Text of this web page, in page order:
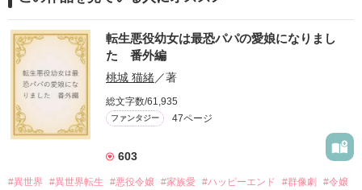
転生悪役幼女は最恐パパの愛娘になりまし
た 番外編
桃城 猫緒／著
総文字数/61,935
ファンタジー 47ページ
603
#異世界 #異世界転生 #悪役令嬢 #家族愛 #ハッピーエンド #群像劇
#令嬢